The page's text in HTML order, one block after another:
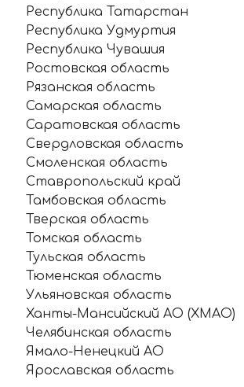
Республика Татарстан
Республика Удмуртия
Республика Чувашия
Ростовская область
Рязанская область
Самарская область
Саратовская область
Свердловская область
Смоленская область
Ставропольский край
Тамбовская область
Тверская область
Томская область
Тульская область
Тюменская область
Ульяновская область
Ханты-Мансийский АО (ХМАО)
Челябинская область
Ямало-Ненецкий АО
Ярославская область